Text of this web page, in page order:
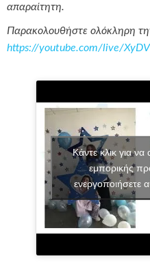
απαραίτητη.
Παρακολουθήστε ολόκληρη
https://youtube.com/live/
Κάντε κλικ για
εμπορικής
ενεργοποιήσετε